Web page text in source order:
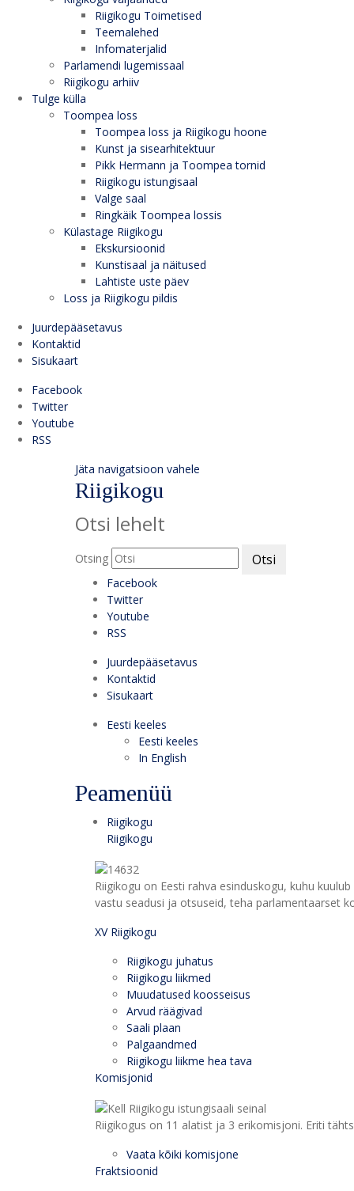
Riigikogu Toimetised
Teemalehed
Infomaterjalid
Parlamendi lugemissaal
Riigikogu arhiiv
Tulge külla
Toompea loss
Toompea loss ja Riigikogu hoone
Kunst ja sisearhitektuur
Pikk Hermann ja Toompea tornid
Riigikogu istungisaal
Valge saal
Ringkäik Toompea lossis
Külastage Riigikogu
Ekskursioonid
Kunstisaal ja näitused
Lahtiste uste päev
Loss ja Riigikogu pildis
Juurdepääsetavus
Kontaktid
Sisukaart
Facebook
Twitter
Youtube
RSS
Jäta navigatsioon vahele
Riigikogu
Otsi lehelt
Otsing Otsi
Facebook
Twitter
Youtube
RSS
Juurdepääsetavus
Kontaktid
Sisukaart
Eesti keeles
Eesti keeles
In English
Peamenüü
Riigikogu
Riigikogu
Riigikogu on Eesti rahva esinduskogu, kuhu
vastu seadusi ja otsuseid, teha parlamentaarset
XV Riigikogu
Riigikogu juhatus
Riigikogu liikmed
Muudatused koosseisus
Arvud räägivad
Saali plaan
Palgaandmed
Riigikogu liikme hea tava
Komisjonid
Riigikogus on 11 alatist ja 3 erikomisjoni. Eriti
Vaata kõiki komisjone
Fraktsioonid